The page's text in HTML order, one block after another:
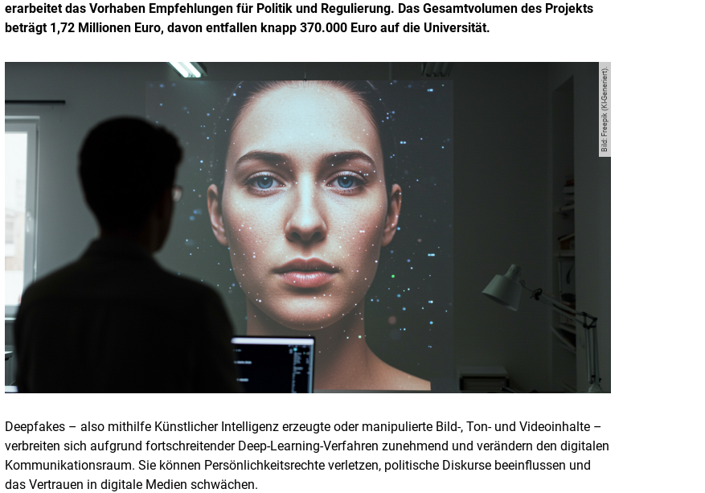
erarbeitet das Vorhaben Empfehlungen für Politik und Regulierung. Das Gesamtvolumen des Projekts
beträgt 1,72 Millionen Euro, davon entfallen knapp 370.000 Euro auf die Universität.
Bild: Freepik (KI-Generiert).
Deepfakes – also mithilfe Künstlicher Intelligenz erzeugte oder manipulierte Bild-, Ton- und Videoinhalte –
verbreiten sich aufgrund fortschreitender Deep-Learning-Verfahren zunehmend und verändern den digitalen
Kommunikationsraum. Sie können Persönlichkeitsrechte verletzen, politische Diskurse beeinflussen und
das Vertrauen in digitale Medien schwächen.